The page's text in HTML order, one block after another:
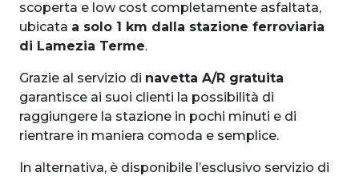
scoperta e low cost completamente asfaltata,
ubicata a solo 1 km dalla stazione ferroviaria
di Lamezia Terme.
Grazie al servizio di navetta A/R gratuita
garantisce ai suoi clienti la possibilità di
raggiungere la stazione in pochi minuti e di
rientrare in maniera comoda e semplice.
In alternativa, è disponibile l’esclusivo servizio di